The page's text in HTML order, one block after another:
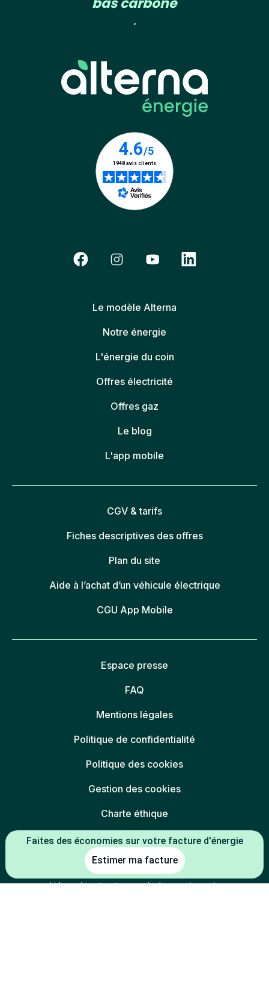
Faites des économies sur votre facture d'énergie
Estimer ma facture
.
Le modèle Alterna
Notre énergie
L'énergie du coin
Offres électricité
Offres gaz
Le blog
L'app mobile
CGV & tarifs
Fiches descriptives des offres
Plan du site
Aide à l’achat d’un véhicule électrique
CGU App Mobile
Espace presse
FAQ
Mentions légales
Politique de confidentialité
Politique des cookies
Gestion des cookies
Charte éthique
Espace partenaires
L'énergie est notre avenir, économisons-la